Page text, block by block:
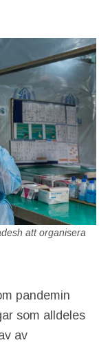
att organisera
pandemin
som alldeles
av